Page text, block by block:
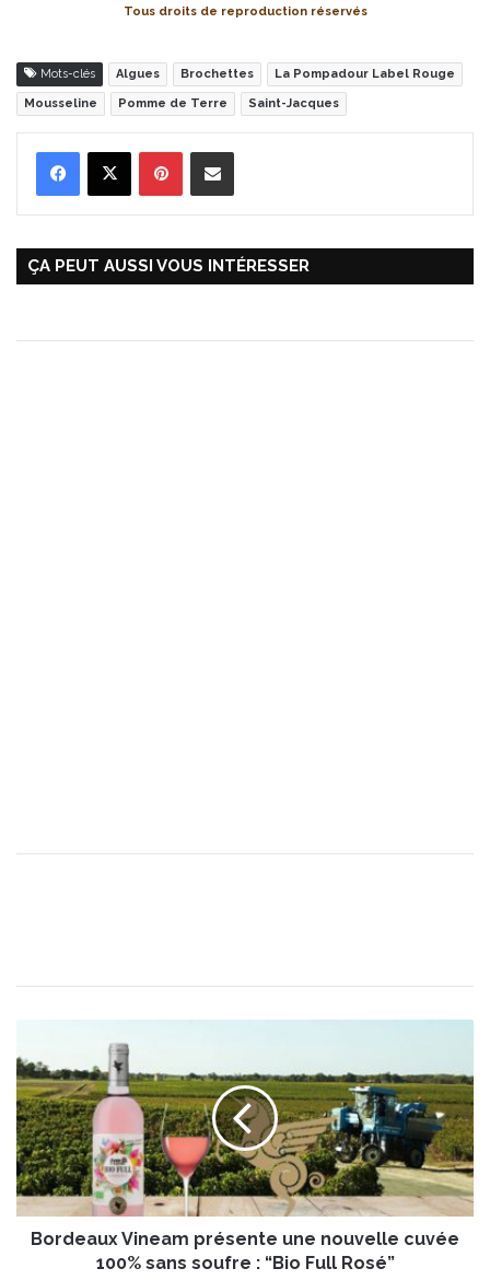
Tous droits de reproduction réservés
Mots-clés Algues Brochettes La Pompadour Label Rouge
Mousseline Pomme de Terre Saint-Jacques
ÇA PEUT AUSSI VOUS INTÉRESSER
o
r
d
e
a
u
x
V
Bordeaux Vineam présente une nouvelle cuvée
100% sans soufre : “Bio Full Rosé”